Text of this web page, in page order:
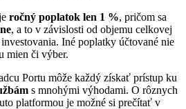
ročný poplatok len 1 %, pričom sa
, a to v závislosti od objemu celkovej
Iné poplatky účtované nie
mien či výber.
Portu môže každý získať prístup ku
s mnohými výhodami. O rôznych
platformou je možné si prečítať v